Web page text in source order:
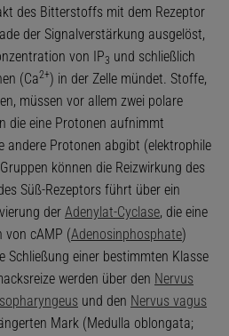
des Bitterstoffs mit dem Rezeptor
der Signalverstärkung ausgelöst,
von IP3 und schließlich
(Ca2+) in der Zelle mündet. Stoffe,
müssen vor allem zwei polare
die eine Protonen aufnimmt
andere Protonen abgibt (elektrophile
können die Reizwirkung des
Süß-Rezeptors führt über ein
der Adenylat-Cyclase, die eine
von cAMP (Adenosinphosphate)
Schließung einer bestimmten Klasse
werden über den Nervus
und den Nervus vagus
Mark (Medulla oblongata;